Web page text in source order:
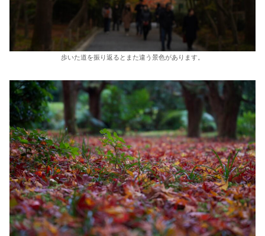
歩いた道を振り返るとまた違う景色があります。